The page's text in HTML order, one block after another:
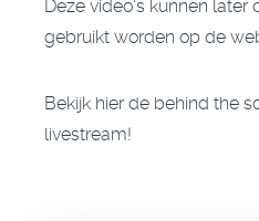
Deze video's kunnen later
gebruikt worden op de
Bekijk hier de behind the
livestream!